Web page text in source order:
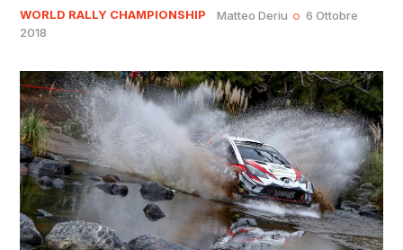
WORLD RALLY CHAMPIONSHIP Matteo Deriu
6 Ottobre
2018